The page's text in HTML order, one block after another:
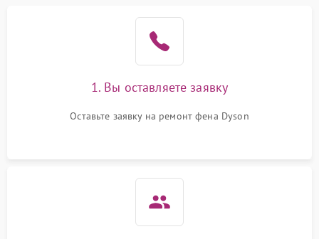
1. Вы оставляете заявку
Оставьте заявку на ремонт фена Dyson